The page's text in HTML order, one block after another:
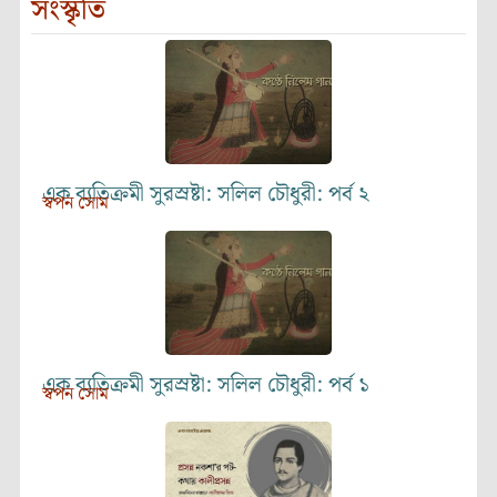
সংস্কৃতি
এক ব্যতিক্রমী সুরস্রষ্টা: সলিল চৌধুরী: পর্ব ২
স্বপন সোম
এক ব্যতিক্রমী সুরস্রষ্টা: সলিল চৌধুরী: পর্ব ১
স্বপন সোম